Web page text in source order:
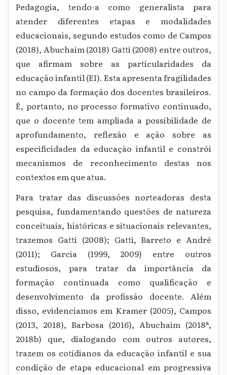
Pedagogia, tendo-a como generalista para
atender diferentes etapas e modalidades
educacionais, segundo estudos como de Campos
(2018), Abuchaim (2018) Gatti (2008) entre outros,
que afirmam sobre as particularidades da
educação infantil (EI). Esta apresenta fragilidades
no campo da formação dos docentes brasileiros.
É, portanto, no processo formativo continuado,
que o docente tem ampliada a possibilidade de
aprofundamento, reflexão e ação sobre as
especificidades da educação infantil e constrói
mecanismos de reconhecimento destas nos
contextos em que atua.
Para tratar das discussões norteadoras desta
pesquisa, fundamentando questões de natureza
conceituais, históricas e situacionais relevantes,
trazemos Gatti (2008); Gatti, Barreto e André
(2011); Garcia (1999, 2009) entre outros
estudiosos, para tratar da importância da
formação continuada como qualificação e
desenvolvimento da profissão docente. Além
disso, evidenciamos em Kramer (2005), Campos
(2013, 2018), Barbosa (2016), Abuchaim (2018ª,
2018b) que, dialogando com outros autores,
trazem os cotidianos da educação infantil e sua
condição de etapa educacional em progressiva